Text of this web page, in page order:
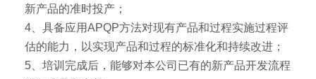
新产品的准时投产；
4、具备应用APQP方法对现有产品和过程实施过程评
估的能力，以实现产品和过程的标准化和持续改进；
5、培训完成后，能够对本公司已有的新产品开发流程